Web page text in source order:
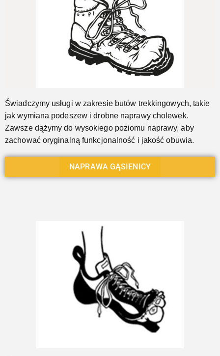
Świadczymy usługi w zakresie butów trekkingowych, takie
jak wymiana podeszew i drobne naprawy cholewek.
Zawsze dążymy do wysokiego poziomu naprawy, aby
zachować oryginalną funkcjonalność i jakość obuwia.
NAPRAWA GĄSIENICY